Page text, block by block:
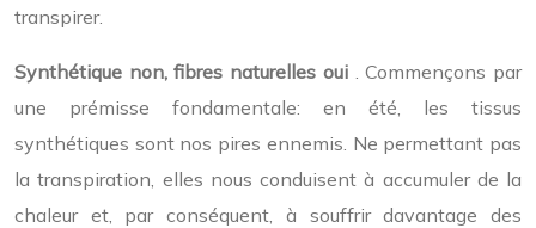
transpirer.
Synthétique non, fibres naturelles oui. Commençons par
une prémisse fondamentale: en été, les tissus
synthétiques sont nos pires ennemis. Ne permettant pas
la transpiration, elles nous conduisent à accumuler de la
chaleur et, par conséquent, à souffrir davantage des